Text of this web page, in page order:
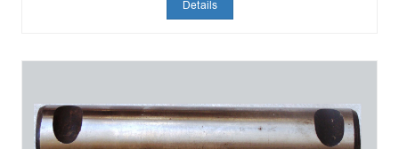
Details